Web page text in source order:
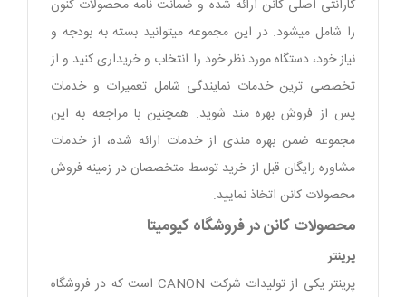
گارانتی اصلی کانن ارائه شده و ضمانت نامه محصولات کنون
را شامل میشود. در این مجموعه میتوانید بسته به بودجه و
نیاز خود، دستگاه مورد نظر خود را انتخاب و خریداری کنید و از
تخصصی ترین خدمات نمایندگی شامل تعمیرات و خدمات
پس از فروش بهره مند شوید. همچنین با مراجعه به این
مجموعه ضمن بهره مندی از خدمات ارائه شده، از خدمات
مشاوره رایگان قبل از خرید توسط متخصصان در زمینه فروش
محصولات کانن اتخاذ نمایید.
محصولات کانن در فروشگاه کیومیتا
پرینتر
پرینتر یکی از تولیدات شرکت CANON است که در فروشگاه